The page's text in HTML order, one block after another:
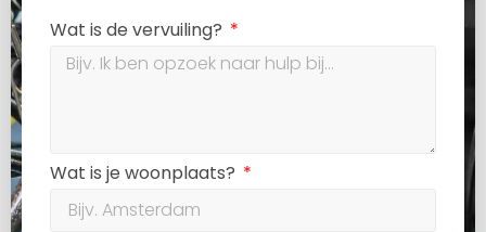
Wat is de vervuiling?
Wat is je woonplaats?